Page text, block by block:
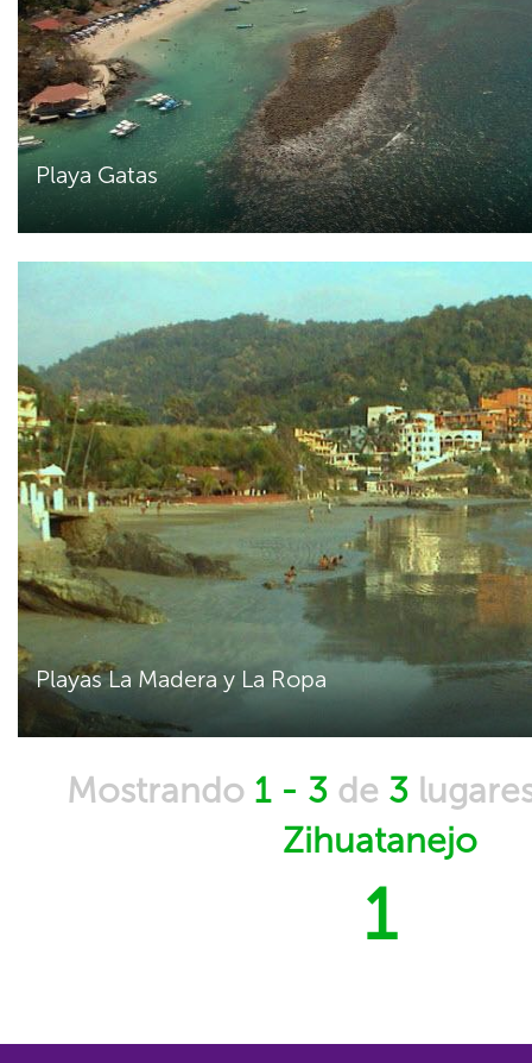
Playa Gatas
Playas La Madera y La Ropa
Mostrando 1 - 3de 3
Zihuatanejo
1